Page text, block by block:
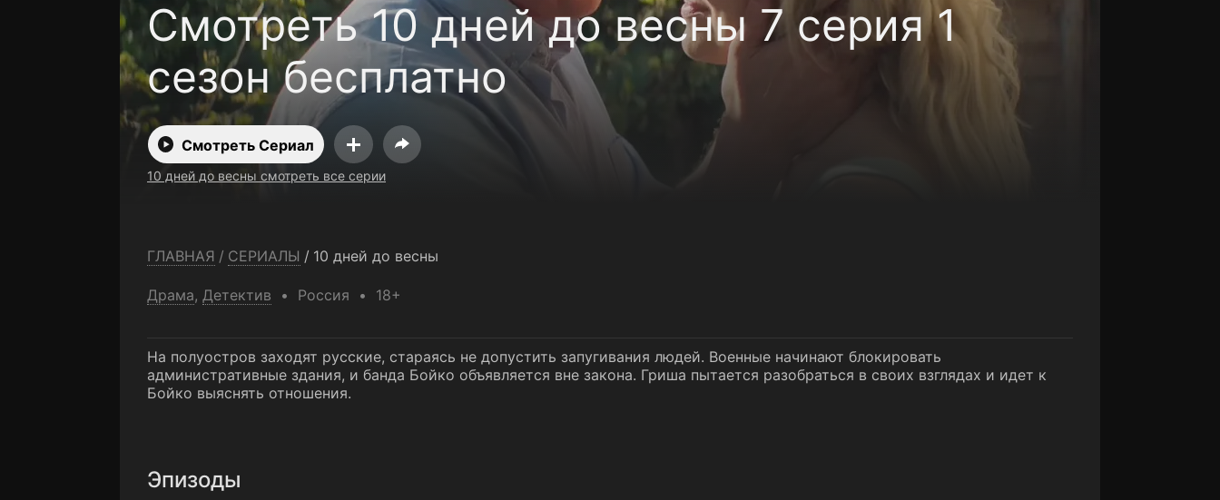
Смотреть 10 дней до весны 7 серия 1
сезон бесплатно
Смотреть Сериал
10 дней до весны смотреть все серии
ГЛАВНАЯ / СЕРИАЛЫ / 10 дней до весны
Драма, Детектив Россия 18+
На полуостров заходят русские, стараясь не допустить запугивания людей. Военные начинают блокировать
административные здания, и банда Бойко объявляется вне закона. Гриша пытается разобраться в своих взглядах и идет к
Бойко выяснять отношения.
Эпизоды